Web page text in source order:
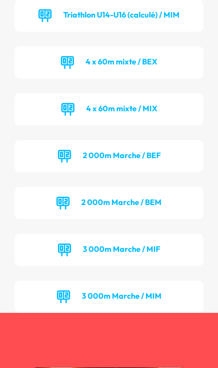
Triathlon U14-U16 (calculé) / MIM
4 x 60m mixte / BEX
4 x 60m mixte / MIX
2 000m Marche / BEF
2 000m Marche / BEM
3 000m Marche / MIF
3 000m Marche / MIM